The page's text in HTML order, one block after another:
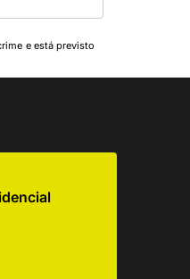
e está previsto